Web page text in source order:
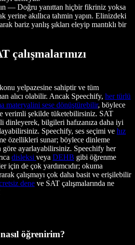
— Doğru yanıttan hiçbir fikriniz yoksa
yerine akıllıca tahmin yapın. Elinizdeki
bariz yanlış şıkları eleyip mantıklı bir
çalışmalarınızı
yelpazesine sahiptir ve tüm
alıcı olabilir. Ancak Speechify, her türlü
materyalini sese dönüştürebilir, böylece
verimli şekilde tüketebilirsiniz. SAT
dinleyerek, bilgileri hafızanıza daha iyi
Speechify, ses seçimi ve hız
özellikleri sunar; böylece dinleme
göre ayarlayabilirsiniz. Speechify her
disleksi veya DEHB gibi öğrenme
için de çok yardımcıdır; okuma
çalışmayı çok daha basit ve erişilebilir
dene ve SAT çalışmalarında ne
öğrenirim?